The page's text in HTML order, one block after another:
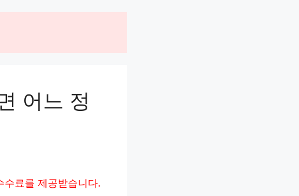
어느 정
수료를 제공받습니다.